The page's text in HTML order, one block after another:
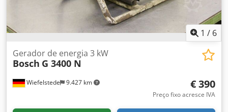
1 / 6
Wiefelstede 9.427 km
Gerador de energia 3 kW
Bosch G 3400 N
€ 390
Preço fixo acresce IVA